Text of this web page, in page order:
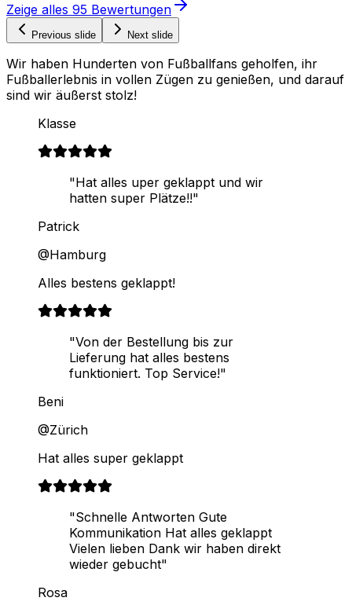
Zeige alles 95 Bewertungen
Previous slide Next slide
Wir haben Hunderten von Fußballfans geholfen, ihr
Fußballerlebnis in vollen Zügen zu genießen, und darauf
sind wir äußerst stolz!
Klasse
"Hat alles uper geklappt und wir
hatten super Plätze!!"
Patrick
@Hamburg
Alles bestens geklappt!
"Von der Bestellung bis zur
Lieferung hat alles bestens
funktioniert. Top Service!"
Beni
@Zürich
Hat alles super geklappt
"Schnelle Antworten Gute
Kommunikation Hat alles geklappt
Vielen lieben Dank wir haben direkt
wieder gebucht"
Rosa